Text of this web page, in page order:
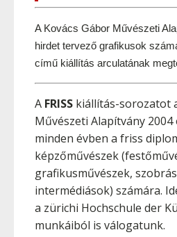
A Kovács Gábor Művészeti
hirdet tervező grafikusok
című kiállítás arculatának
A FRISS kiállítás-sorozatot
Művészeti Alapítvány
minden évben a friss
képzőművészek
grafikusművészek,
intermédiások) számára.
a zürichi Hochschule der
munkáiból is válogatunk.